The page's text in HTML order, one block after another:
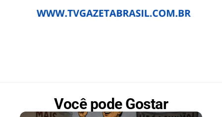
Você pode Gostar